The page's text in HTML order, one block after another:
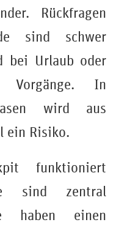
Rückfragen
sind schwer
bei Urlaub oder
Vorgänge. In
wird aus
ein Risiko.
funktioniert
sind zentral
haben einen